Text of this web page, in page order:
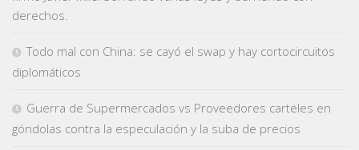
derechos.
Todo mal con China: se cayó el swap y hay cortocircuitos
diplomáticos
Guerra de Supermercados vs Proveedores carteles en
góndolas contra la especulación y la suba de precios